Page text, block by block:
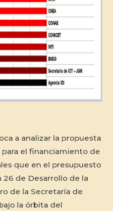
a analizar la propuesta
el financiamiento de
que en el presupuesto
26 de Desarrollo de la
de la Secretaría de
la órbita del